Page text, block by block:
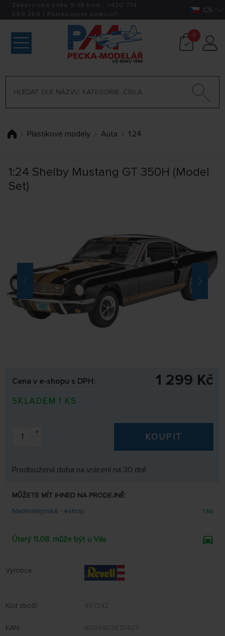
Zákaznická linka 9-18 hod.: +420 774
590 258 | Potřebujete pomoci? CS
0
Plastikové modely Auta 1:24
1:24 Shelby Mustang GT 350H (Model
Set)
Cena v e-shopu s DPH: 1 299 Kč
SKLADEM 1 KS
+
-
KOUPIT
Prodloužená doba na vrácení na 30 dní!
MŮŽETE MÍT IHNED NA PRODEJNĚ:
Nademlejnská - eshop
1 ks
Úterý 11.08. může být u Vás
Výrobce:
Kód zboží: 467242
EAN: 4009803672427